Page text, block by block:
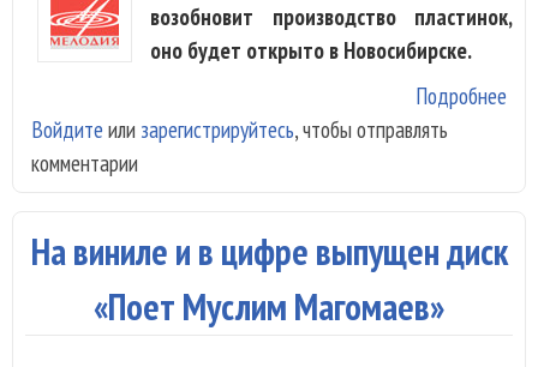
возобновит производство пластинок,
оно будет открыто в Новосибирске.
Подробнее
Войдите или зарегистрируйтесь, чтобы отправлять
комментарии
На виниле и в цифре выпущен диск
«Поет Муслим Магомаев»